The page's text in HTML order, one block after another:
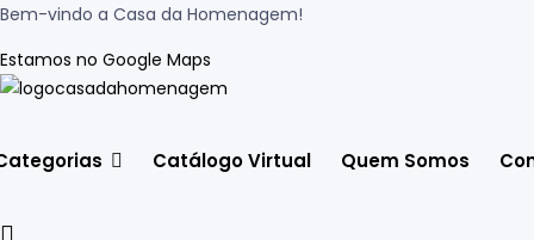
Bem-vindo a Casa da Homenagem!
Estamos no Google Maps
Catálogo Virtual Quem Somos